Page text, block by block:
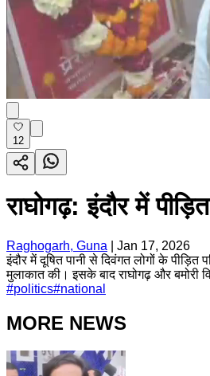
12
राघोगढ़: इंदौर में
Raghogarh, Guna
Jan 17, 2026
इंदौर में दूषित पानी से दिवंगत लोगों के
मुलाकात की। इसके बाद राघोगढ़ और बमोरी
#politics#national
MORE NEWS